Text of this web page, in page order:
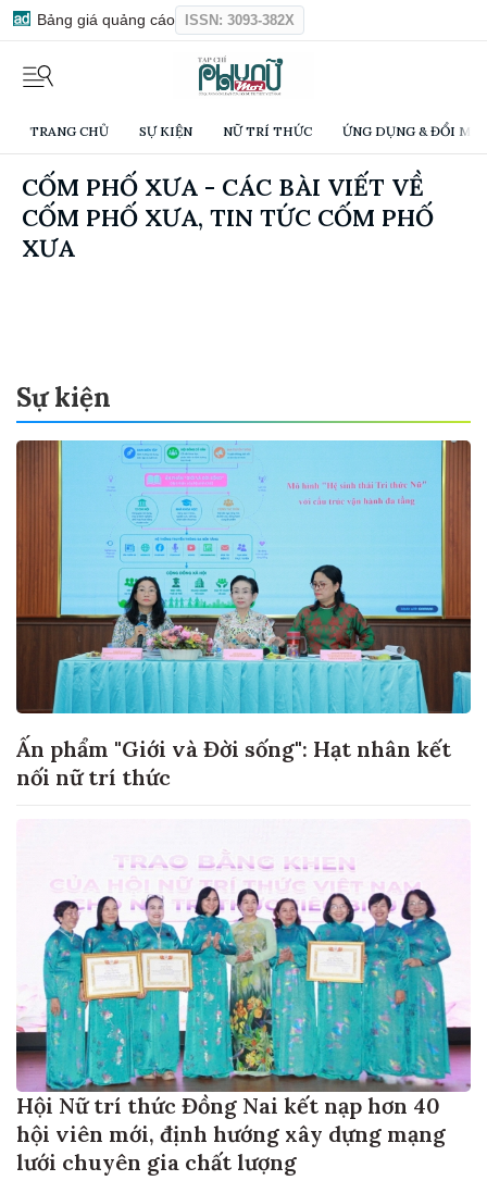
Bảng giá quảng cáo ISSN: 3093-382X
TRANG CHỦ SỰ KIỆN NỮ TRÍ THỨC ỨNG DỤNG & ĐỔI
CỐM PHỐ XƯA - CÁC BÀI VIẾT VỀ
CỐM PHỐ XƯA, TIN TỨC CỐM PHỐ
XƯA
Sự kiện
Ấn phẩm "Giới và Đời sống": Hạt nhân kết
nối nữ trí thức
Hội Nữ trí thức Đồng Nai kết nạp hơn 40
hội viên mới, định hướng xây dựng mạng
lưới chuyên gia chất lượng